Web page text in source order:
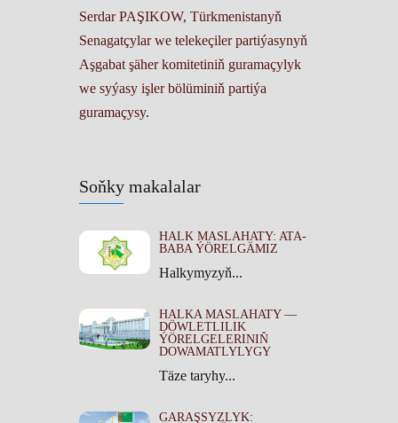
Soňky makalalar
HALK MASLAHATY: ATA-
BABA ÝÖRELGÄMIZ
Halkymyzyň...
HALKA MASLAHATY —
DÖWLETLILIK
ÝÖRELGELERINIŇ
DOWAMATLYLYGY
Täze taryhy...
GARAŞSYZLYK:
Serdar PAŞIKOW, Türkmenistanyň
Senagatçylar we telekeçiler partiýasynyň
Aşgabat şäher komitetiniň guramaçylyk
we syýasy işler bölüminiň partiýa
guramaçysy.